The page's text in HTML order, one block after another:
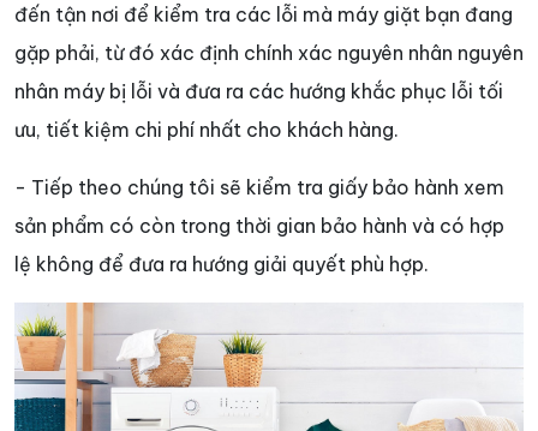
đến tận nơi để kiểm tra các lỗi mà máy giặt bạn đang
gặp phải, từ đó xác định chính xác nguyên nhân nguyên
nhân máy bị lỗi và đưa ra các hướng khắc phục lỗi tối
ưu, tiết kiệm chi phí nhất cho khách hàng.
- Tiếp theo chúng tôi sẽ kiểm tra giấy bảo hành xem
sản phẩm có còn trong thời gian bảo hành và có hợp
lệ không để đưa ra hướng giải quyết phù hợp.